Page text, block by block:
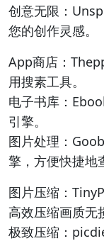
创意无限：
您的创作灵感。
App商店：
用搜素工具。
电子书库：
引擎。
图片处理：
擎，方便快捷地
图片压缩：
高效压缩画质无
极致压缩：